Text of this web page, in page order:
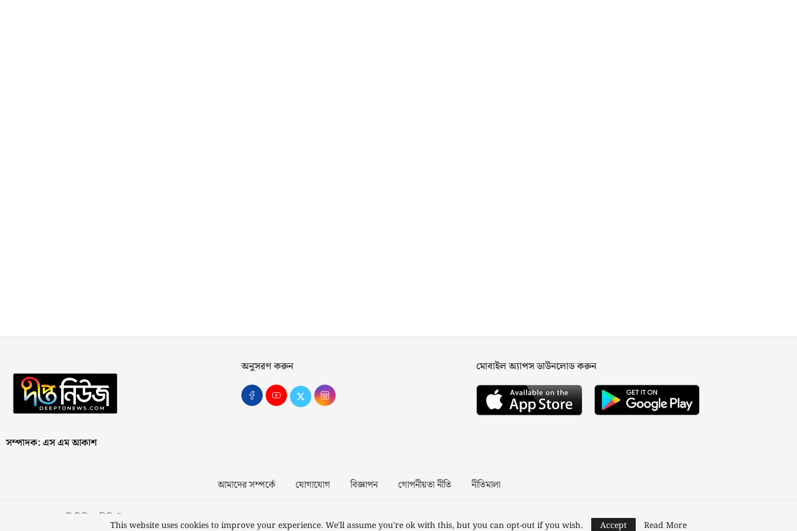
সম্পাদক: এস এম আকাশ
অনুসরণ করুন মোবাইল অ্যাপস ডাউনলোড করুন
আমাদের সম্পর্কে যোগাযোগ বিজ্ঞাপন গোপনীয়তা নীতি নীতিমালা
স্বত্ব © ২০২৩ কাজী মিডিয়া লিমিটেড Designed and Developed byNusratech Pte Ltd.
This website uses cookies to improve your experience. We'll assume you're ok with this, but you can opt-out if you wish. Accept Read More